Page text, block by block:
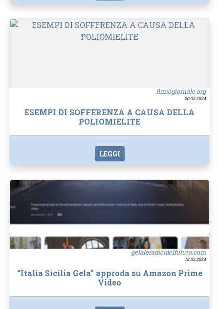
ilmiogiornale.org
20.03.2024
ESEMPI DI SOFFERENZA A CAUSA DELLA
POLIOMIELITE
LEGGI
gelaleradicidelfuturo.com
18.03.2024
“Italia Sicilia Gela” approda su Amazon Prime
Video